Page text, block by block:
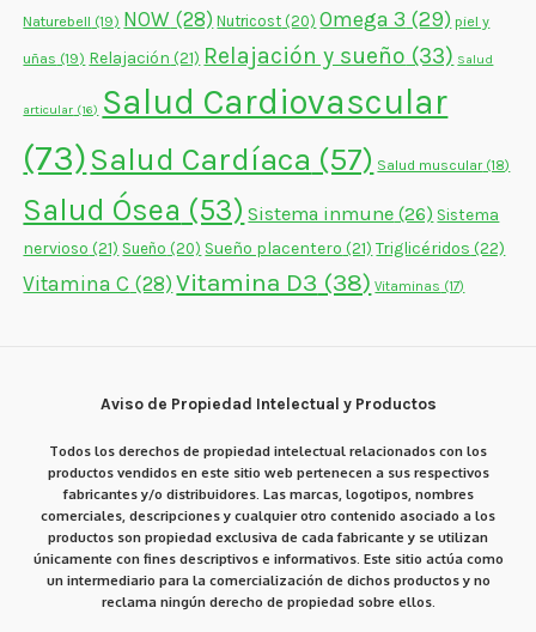
Naturebell (19) NOW (28) Nutricost (20) Omega 3 (29) piel y
uñas (19) Relajación (21) Relajación y sueño (33) Salud
articular (16) Salud Cardiovascular
(73)Salud Cardíaca (57) Salud muscular(18)
Salud Ósea (53) Sistema inmune (26) Sistema
nervioso (21) Sueño (20) Sueño placentero (21) Triglicéridos (22)
Vitamina C (28) Vitamina D3 (38) Vitaminas (17)
Aviso de Propiedad Intelectual y Productos
Todos los derechos de propiedad intelectual relacionados con los
productos vendidos en este sitio web pertenecen a sus respectivos
fabricantes y/o distribuidores. Las marcas, logotipos, nombres
comerciales, descripciones y cualquier otro contenido asociado a los
productos son propiedad exclusiva de cada fabricante y se utilizan
únicamente con fines descriptivos e informativos. Este sitio actúa como
un intermediario para la comercialización de dichos productos y no
reclama ningún derecho de propiedad sobre ellos.